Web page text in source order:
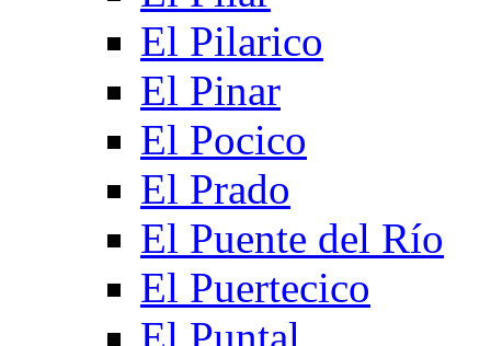
El Pilarico
El Pinar
El Pocico
El Prado
El Puente del Río
El Puertecico
El Puntal